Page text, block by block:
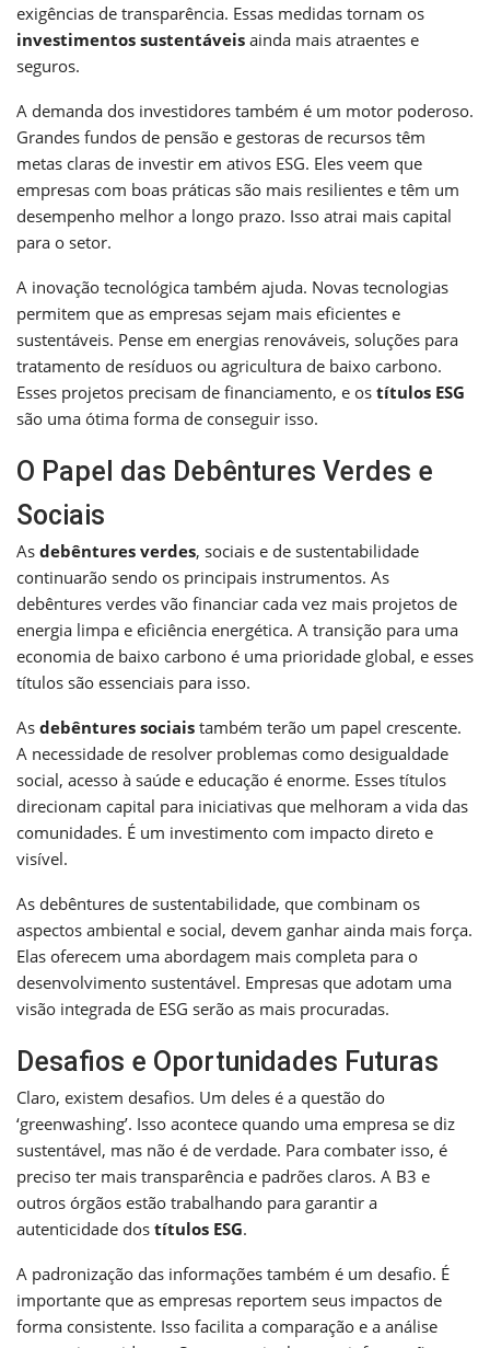
exigências de transparência. Essas medidas tornam os
investimentos sustentáveis ainda mais atraentes e
seguros.
A demanda dos investidores também é um motor poderoso.
Grandes fundos de pensão e gestoras de recursos têm
metas claras de investir em ativos ESG. Eles veem que
empresas com boas práticas são mais resilientes e têm um
desempenho melhor a longo prazo. Isso atrai mais capital
para o setor.
A inovação tecnológica também ajuda. Novas tecnologias
permitem que as empresas sejam mais eficientes e
sustentáveis. Pense em energias renováveis, soluções para
tratamento de resíduos ou agricultura de baixo carbono.
Esses projetos precisam de financiamento, e os títulos ESG
são uma ótima forma de conseguir isso.
O Papel das Debêntures Verdes e
Sociais
As debêntures verdes, sociais e de sustentabilidade
continuarão sendo os principais instrumentos. As
debêntures verdes vão financiar cada vez mais projetos de
energia limpa e eficiência energética. A transição para uma
economia de baixo carbono é uma prioridade global, e esses
títulos são essenciais para isso.
As debêntures sociais também terão um papel crescente.
A necessidade de resolver problemas como desigualdade
social, acesso à saúde e educação é enorme. Esses títulos
direcionam capital para iniciativas que melhoram a vida das
comunidades. É um investimento com impacto direto e
visível.
As debêntures de sustentabilidade, que combinam os
aspectos ambiental e social, devem ganhar ainda mais força.
Elas oferecem uma abordagem mais completa para o
desenvolvimento sustentável. Empresas que adotam uma
visão integrada de ESG serão as mais procuradas.
Desafios e Oportunidades Futuras
Claro, existem desafios. Um deles é a questão do
‘greenwashing’. Isso acontece quando uma empresa se diz
sustentável, mas não é de verdade. Para combater isso, é
preciso ter mais transparência e padrões claros. A B3 e
outros órgãos estão trabalhando para garantir a
autenticidade dos títulos ESG.
A padronização das informações também é um desafio. É
importante que as empresas reportem seus impactos de
forma consistente. Isso facilita a comparação e a análise